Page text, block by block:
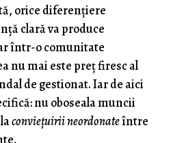
orice diferențiere
clară va produce
într-o comunitate
nu mai este preț firesc al
de gestionat. Iar de aici
nu oboseala muncii
conviețuirii neordonateîntre